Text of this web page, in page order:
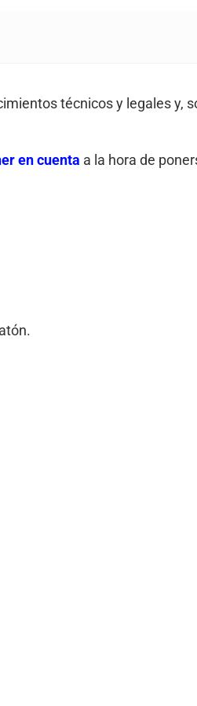
técnicos y legales y,
en cuenta a la hora de